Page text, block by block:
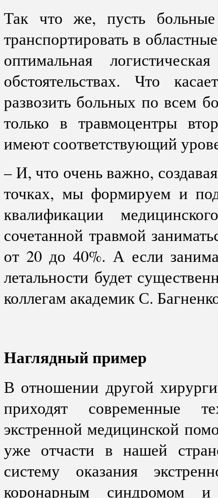
Так что же, пусть
транспортировать в
оптимальная
обстоятельствах. Что
развозить больных по всем
только в травмоцентры
имеют соответствующий
– И, что очень важно,
точках, мы формируем и
квалификации
сочетанной травмой
от 20 до 40%. А если
летальности будет
коллегам академик С.
Наглядный пример
В отношении другой
приходят современные
экстренной медицинской
уже отчасти в нашей
систему оказания
коронарным синдромом